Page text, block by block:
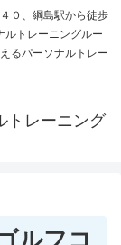
０、綱島駅から徒歩
ルトレーニングルー
るパーソナルトレー
トレーニング